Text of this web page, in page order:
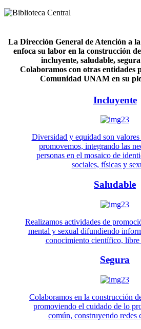
La Dirección General de Atención a
enfoca su labor en la construcción
incluyente, saludable,
Colaboramos con otras entidades
Comunidad UNAM en su
Incluyente
Diversidad y equidad son
promovemos, integrando las
personas en el mosaico de
sociales, físicas y
Saludable
Realizamos actividades de
mental y sexual difundiendo
conocimiento científico, libre
Segura
Colaboramos en la construcción
promoviendo el cuidado de lo
común, construyendo redes